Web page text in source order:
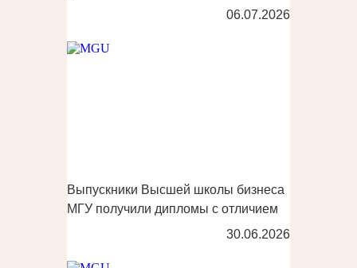
06.07.2026
Выпускники Высшей школы бизнеса
МГУ получили дипломы с отличием
30.06.2026